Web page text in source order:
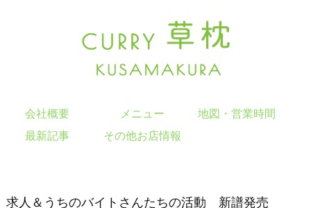
会社概要 メニュー
地図・営業時間
最新記事
その他お店情報
求人＆うちのバイトさんたちの活動 新譜発売